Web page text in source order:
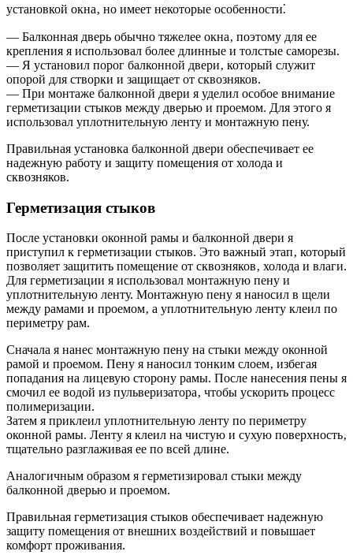
установкой окна‚ но имеет некоторые особенности⁚
— Балконная дверь обычно тяжелее окна‚ поэтому для ее
крепления я использовал более длинные и толстые саморезы.
— Я установил порог балконной двери‚ который служит
опорой для створки и защищает от сквозняков.
— При монтаже балконной двери я уделил особое внимание
герметизации стыков между дверью и проемом. Для этого я
использовал уплотнительную ленту и монтажную пену.
Правильная установка балконной двери обеспечивает ее
надежную работу и защиту помещения от холода и
сквозняков.
Герметизация стыков
После установки оконной рамы и балконной двери я
приступил к герметизации стыков. Это важный этап‚ который
позволяет защитить помещение от сквозняков‚ холода и влаги.
Для герметизации я использовал монтажную пену и
уплотнительную ленту. Монтажную пену я наносил в щели
между рамами и проемом‚ а уплотнительную ленту клеил по
периметру рам.
Сначала я нанес монтажную пену на стыки между оконной
рамой и проемом. Пену я наносил тонким слоем‚ избегая
попадания на лицевую сторону рамы. После нанесения пены я
смочил ее водой из пульверизатора‚ чтобы ускорить процесс
полимеризации.
Затем я приклеил уплотнительную ленту по периметру
оконной рамы. Ленту я клеил на чистую и сухую поверхность‚
тщательно разглаживая ее по всей длине.
Аналогичным образом я герметизировал стыки между
балконной дверью и проемом.
Правильная герметизация стыков обеспечивает надежную
защиту помещения от внешних воздействий и повышает
комфорт проживания.